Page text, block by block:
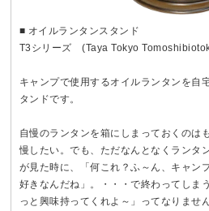
■ オイルランタンスタンド
T3シリーズ (Taya Tokyo
キャンプで使用するオイルランタンを自
タンドです。
自慢のランタンを箱にしまっておくのは
慢したい。でも、ただなんとなくランタ
が見た時に、「何これ？ふ～ん、キャン
好きなんだね」。・・・で終わってしま
っと興味持ってくれよ～」ってなりませ